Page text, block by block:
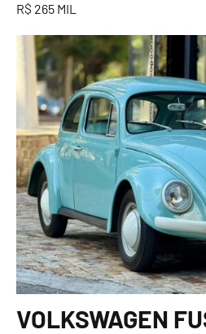
R$ 265 MIL
VOLKSWAGEN